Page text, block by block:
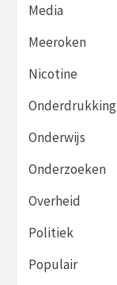
Media
Meeroken
Nicotine
Onderdrukking
Onderwijs
Onderzoeken
Overheid
Politiek
Populair